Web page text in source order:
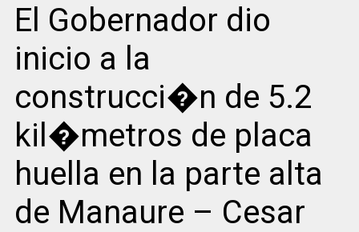
El Gobernador dio
inicio a la
construcci�n de 5.2
kil�metros de placa
huella en la parte alta
de Manaure – Cesar